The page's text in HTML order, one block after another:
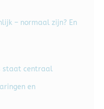
– normaal zijn? En
staat centraal
en